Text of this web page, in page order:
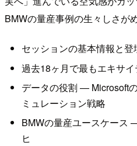
BMWの量産事例の生々しさが
セッションの基本情報と登
過去18ヶ月で最もエキサ
データの役割 — Microsoft
ミュレーション戦略
BMWの量産ユースケース
ヒ